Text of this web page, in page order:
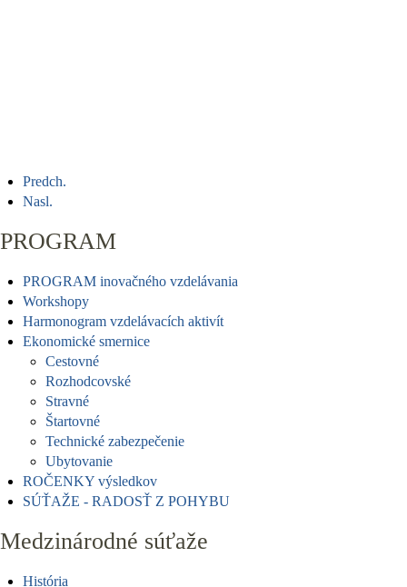
Predch.
Nasl.
PROGRAM
PROGRAM inovačného vzdelávania
Workshopy
Harmonogram vzdelávacích aktivít
Ekonomické smernice
Cestovné
Rozhodcovské
Stravné
Štartovné
Technické zabezpečenie
Ubytovanie
ROČENKY výsledkov
SÚŤAŽE - RADOSŤ Z POHYBU
Medzinárodné súťaže
História